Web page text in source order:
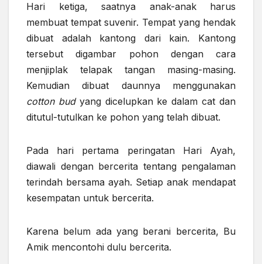
Hari ketiga, saatnya anak-anak harus
membuat tempat suvenir. Tempat yang hendak
dibuat adalah kantong dari kain. Kantong
tersebut digambar pohon dengan cara
menjiplak telapak tangan masing-masing.
Kemudian dibuat daunnya menggunakan
cotton budyang dicelupkan ke dalam cat dan
ditutul-tutulkan ke pohon yang telah dibuat.
Pada hari pertama peringatan Hari Ayah,
diawali dengan bercerita tentang pengalaman
terindah bersama ayah. Setiap anak mendapat
kesempatan untuk bercerita.
Karena belum ada yang berani bercerita, Bu
Amik mencontohi dulu bercerita.